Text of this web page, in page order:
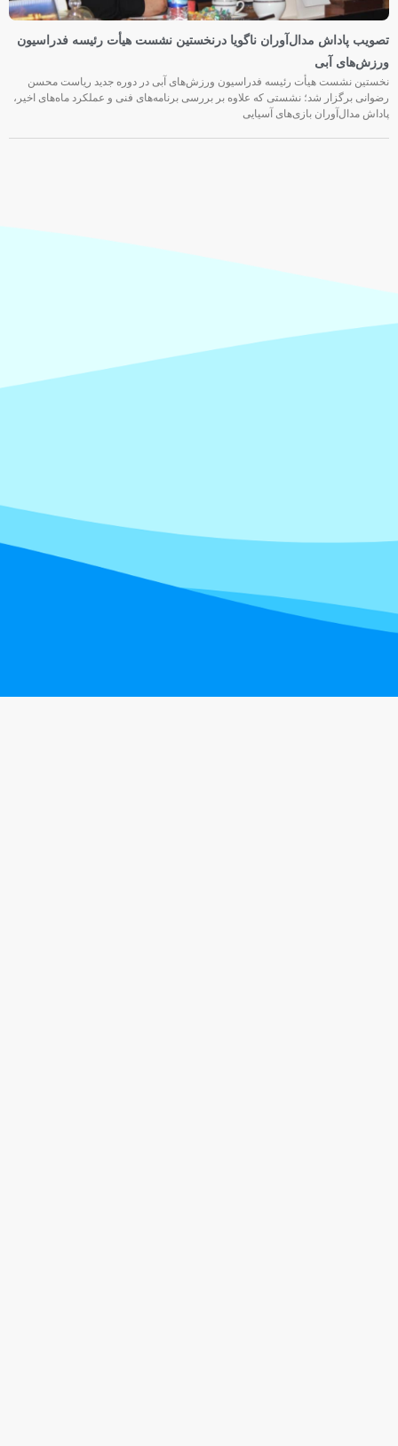
تصویب پاداش مدال‌آوران ناگویا درنخستین نشست هیأت رئیسه فدراسیون
ورزش‌های آبی
نخستین نشست هیأت رئیسه فدراسیون ورزش‌های آبی در دوره جدید ریاست محسن
رضوانی برگزار شد؛ نشستی که علاوه بر بررسی برنامه‌های فنی و عملکرد ماه‌های اخیر،
پاداش مدال‌آوران بازی‌های آسیایی